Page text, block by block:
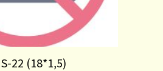
22 (18*1,5)